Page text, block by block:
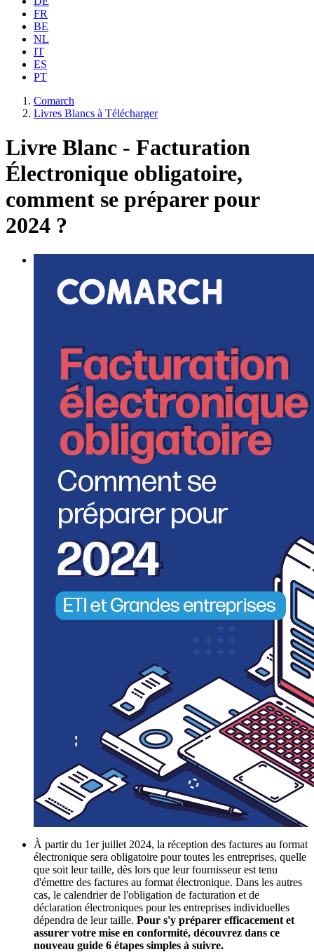
FR
BE
NL
IT
ES
PT
Comarch
Livres Blancs à Télécharger
Livre Blanc - Facturation
Électronique obligatoire,
comment se préparer pour
2024 ?
À partir du 1er juillet 2024, la réception des factures au format
électronique sera obligatoire pour toutes les entreprises, quelle
que soit leur taille, dès lors que leur fournisseur est tenu
d'émettre des factures au format électronique. Dans les autres
cas, le calendrier de l'obligation de facturation et de
déclaration électroniques pour les entreprises individuelles
dépendra de leur taille. Pour s'y préparer efficacement et
assurer votre mise en conformité, découvrez dans ce
nouveau guide 6 étapes simples à suivre.